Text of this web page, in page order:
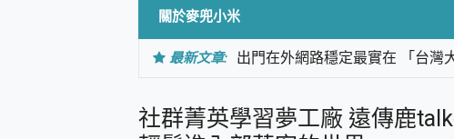
關於麥兜小米
最新文章: 出門在外網路穩定最實在 「台灣
專為 PC上的 XBOX和掌機設計的
社群菁英學習夢工廠 遠傳鹿